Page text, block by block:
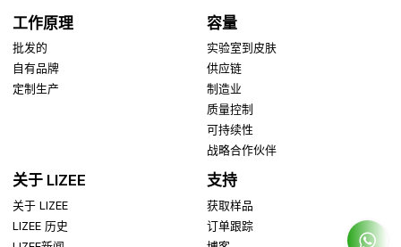
工作原理
批发的
自有品牌
定制生产
容量
实验室到皮肤
供应链
制造业
质量控制
可持续性
战略合作伙伴
关于 LIZEE
关于 LIZEE
LIZEE 历史
支持
获取样品
订单跟踪